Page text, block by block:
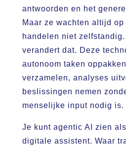
antwoorden en het
Maar ze wachten altijd
handelen niet zelfstandig.
verandert dat. Deze
autonoom taken
verzamelen, analyses
beslissingen nemen
menselijke input nodig is.
Je kunt agentic AI zien
digitale assistent. Waar